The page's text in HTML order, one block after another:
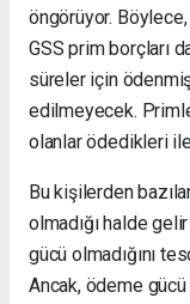
öngörüyor. Böylece,
GSS prim borçları
süreler için
edilmeyecek.
olanlar ödedikleri
Bu kişilerden
olmadığı halde
gücü olmadığını
Ancak, ödeme